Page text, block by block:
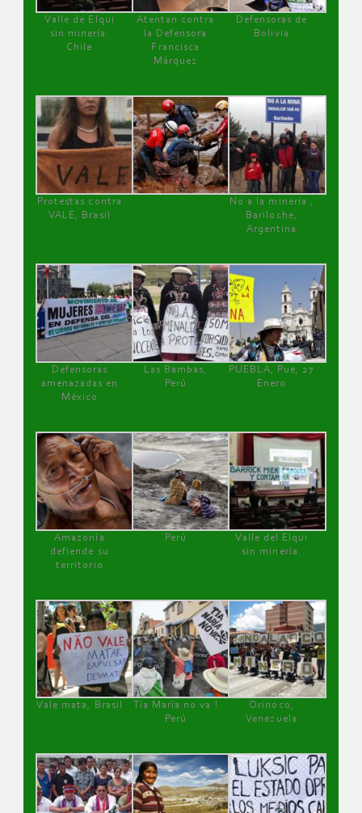
Valle de Elqui
sin minería.
Chile
Atentan contra
la Defensora
Francisca
Márquez
Defensoras de
Bolivia
Protestas contra
VALE, Brasil
No a la minería ,
Bariloche,
Argentina
Defensoras
amenazadas en
México
Las Bambas,
Perú
PUEBLA, Pue, 27
Enero
Amazonía
defiende su
territorio
Perú
Valle del Elqui
sin minería.
Vale mata, Brasil
Tía María no va !
Perú
Orinoco,
Venezuela